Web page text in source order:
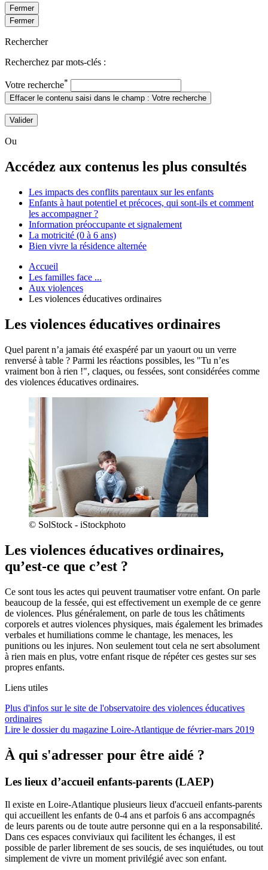
Fermer
Fermer
Rechercher
Recherchez par mots-clés :
Votre recherche*
Effacer le contenu saisi dans le champ : Votre recherche
Valider
Ou
Accédez aux contenus les plus consultés
Les impacts des conflits parentaux sur les enfants
Enfants à haut potentiel et précoces, qui sont-ils et comment
les accompagner ?
Information préoccupante et signalement
La motricité (0 à 6 ans)
Bien vivre la résidence alternée
Accueil
Les familles face ...
Aux violences
Les violences éducatives ordinaires
Les violences éducatives ordinaires
Quel parent n’a jamais été exaspéré par un yaourt ou un verre
renversé à table ? Parmi les réactions possibles, les "Tu n’es
vraiment bon à rien !", claques, ou fessées, sont considérées comme
des violences éducatives ordinaires.
© SolStock - iStockphoto
Les violences éducatives ordinaires,
qu’est-ce que c’est ?
Ce sont tous les actes qui peuvent traumatiser votre enfant. On parle
beaucoup de la fessée, qui est effectivement un exemple de ce genre
de violences. Plus généralement, on parle de tous les châtiments
corporels et autres violences physiques, mais également les brimades
verbales et humiliations comme le chantage, les menaces, les
punitions ou les injures. Non seulement tout cela ne sert absolument
à rien mais en plus, votre enfant risque de répéter ces gestes sur ses
propres enfants.
Liens utiles
Plus d'infos sur le site de l'observatoire des violences éducatives
ordinaires
Lire le dossier du magazine Loire-Atlantique de février-mars 2019
À qui s'adresser pour être aidé ?
Les lieux d’accueil enfants-parents (LAEP)
Il existe en Loire-Atlantique plusieurs lieux d'accueil enfants-parents
qui accueillent les enfants de 0-4 ans et parfois 6 ans accompagnés
de leurs parents ou de toute autre personne qui en a la responsabilité.
Dans ces espaces conviviaux qui facilitent les échanges, il est
possible de parler librement de ses soucis, de ses inquiétudes, ou tout
simplement de vivre un moment privilégié avec son enfant.